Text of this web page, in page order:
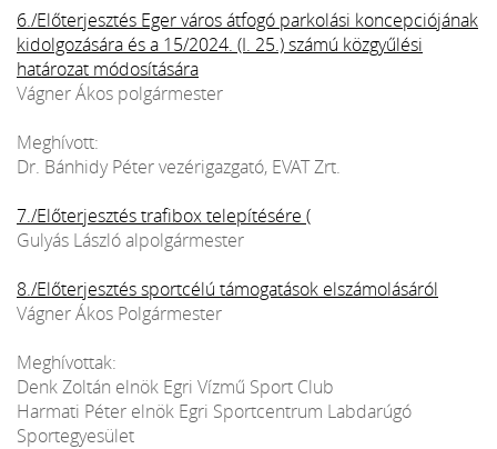
6./Előterjesztés Eger város átfogó parkolási koncepciójának
kidolgozására és a 15/2024. (I. 25.) számú közgyűlési
határozat módosítására
Vágner Ákos polgármester
Meghívott:
Dr. Bánhidy Péter vezérigazgató, EVAT Zrt.
7./Előterjesztés trafibox telepítésére (
Gulyás László alpolgármester
8./Előterjesztés sportcélú támogatások elszámolásáról
Vágner Ákos Polgármester
Meghívottak:
Denk Zoltán elnök Egri Vízmű Sport Club
Harmati Péter elnök Egri Sportcentrum Labdarúgó
Sportegyesület